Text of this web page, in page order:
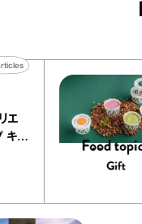
トリエ
ープ キャ
40articles